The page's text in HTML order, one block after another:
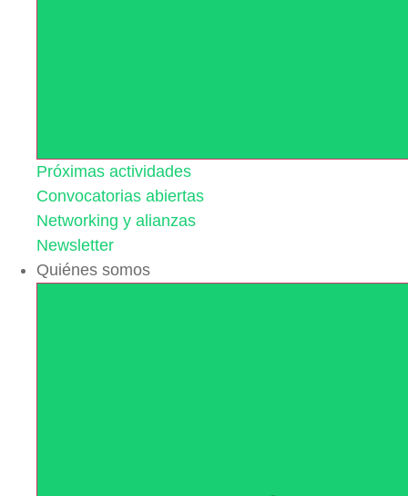
Próximas actividades
Convocatorias abiertas
Networking y alianzas
Newsletter
Quiénes somos